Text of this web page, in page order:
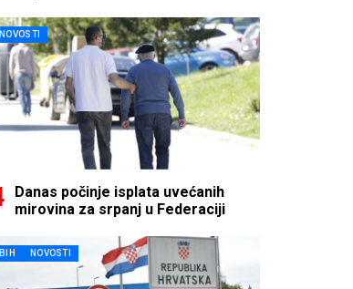
NOVOSTI
Danas počinje isplata uvećanih
mirovina za srpanj u Federaciji
BIH NOVOSTI